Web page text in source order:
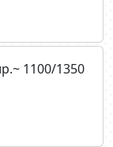
1100/1350